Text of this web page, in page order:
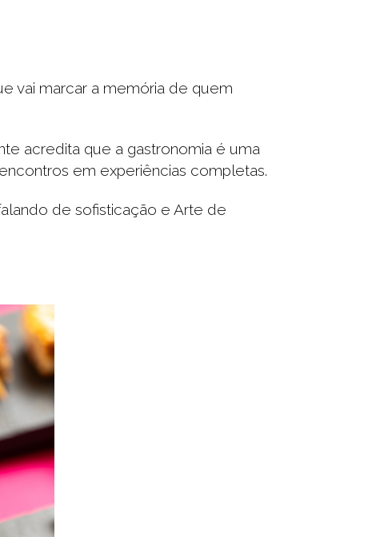
vai marcar a memória de quem
acredita que a gastronomia é uma
em experiências completas.
de sofisticação e Arte de